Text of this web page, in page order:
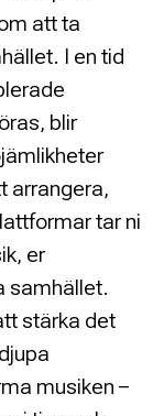
att ta
I en tid
blir
arrangera,
tar ni
er
samhället.
stärka det
musiken –